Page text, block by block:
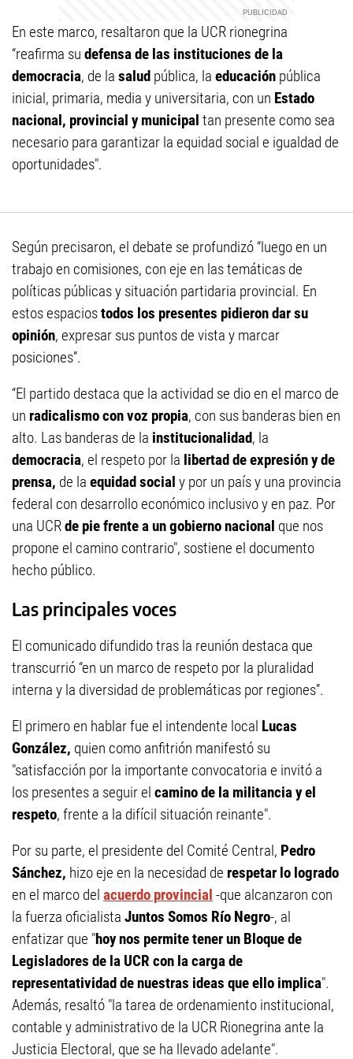
En este marco, resaltaron que la UCR rionegrina
“reafirma su defensa de las instituciones de la
democracia, de la salud pública, la educación pública
inicial, primaria, media y universitaria, con un Estado
nacional, provincial y municipal tan presente como sea
necesario para garantizar la equidad social e igualdad de
oportunidades".
Según precisaron, el debate se profundizó “luego en un
trabajo en comisiones, con eje en las temáticas de
políticas públicas y situación partidaria provincial. En
estos espaciostodos los presentes pidieron dar su
opinión, expresar sus puntos de vista y marcar
posiciones”.
“El partido destaca que la actividad se dio en el marco de
un radicalismo con voz propia, con sus banderas bien en
alto. Las banderas de la institucionalidad, la
democracia, el respeto por la libertad de expresión y de
prensa, de la equidad social y por un país y una provincia
federal con desarrollo económico inclusivo y en paz. Por
una UCRde pie frente a un gobierno nacional que nos
propone el camino contrario", sostiene el documento
hecho público.
Las principales voces
El comunicado difundido tras la reunión destaca que
transcurrió “en un marco de respeto por la pluralidad
interna y la diversidad de problemáticas por regiones”.
El primero en hablar fue el intendente local Lucas
González, quien como anfitrión manifestó su
"satisfacción por la importante convocatoria e invitó a
los presentes a seguir el camino de la militancia y el
respeto, frente a la difícil situación reinante".
Por su parte, el presidente del Comité Central, Pedro
Sánchez, hizo eje en la necesidad de respetar lo logrado
en el marco del acuerdo provincial -que alcanzaron con
la fuerza oficialista Juntos Somos Río Negro-, al
enfatizar que "hoy nos permite tener un Bloque de
Legisladores de la UCR con la carga de
representatividad de nuestras ideas que ello implica".
Además, resaltó "la tarea de ordenamiento institucional,
contable y administrativo de la UCR Rionegrina ante la
Justicia Electoral, que se ha llevado adelante".